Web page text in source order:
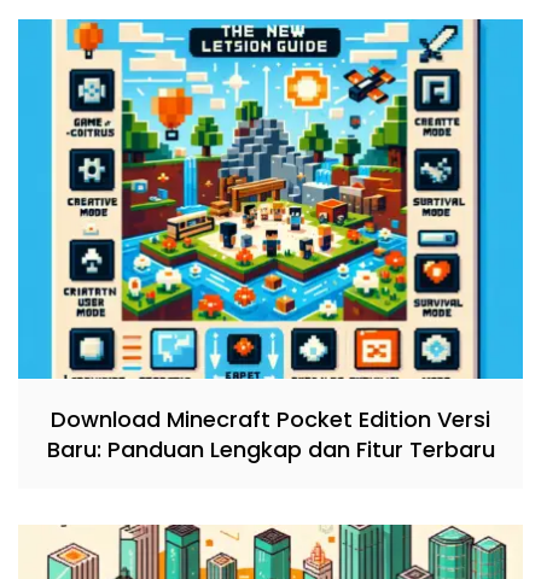
Download Minecraft Pocket Edition Versi
Baru: Panduan Lengkap dan Fitur Terbaru